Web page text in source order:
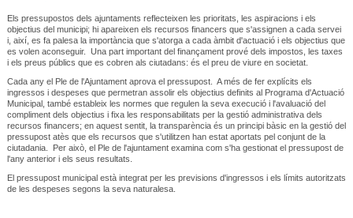
Els pressupostos dels ajuntaments reflecteixen les prioritats, les aspiracions i els
objectius del municipi; hi apareixen els recursos financers que s'assignen a cada servei
i, així, es fa palesa la importància que s'atorga a cada àmbit d'actuació i els objectius que
es volen aconseguir. Una part important del finançament prové dels impostos, les taxes
i els preus públics que es cobren als ciutadans: és el preu de viure en societat.
Cada any el Ple de l'Ajuntament aprova el pressupost. A més de fer explícits els
ingressos i despeses que permetran assolir els objectius definits al Programa d'Actuació
Municipal, també estableix les normes que regulen la seva execució i l'avaluació del
compliment dels objectius i fixa les responsabilitats per la gestió administrativa dels
recursos financers; en aquest sentit, la transparència és un principi bàsic en la gestió del
pressupost atès que els recursos que s'utilitzen han estat aportats pel conjunt de la
ciutadania. Per això, el Ple de l'ajuntament examina com s'ha gestionat el pressupost de
l'any anterior i els seus resultats.
El pressupost municipal està integrat per les previsions d'ingressos i els límits autoritzats
de les despeses segons la seva naturalesa.